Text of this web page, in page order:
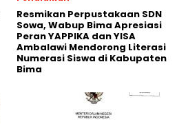
Resmikan Perpustakaan SDN
Sowa, Wabup Bima Apresiasi
Peran YAPPIKA dan YISA
Ambalawi Mendorong Literasi
Numerasi Siswa di Kabupaten
Bima